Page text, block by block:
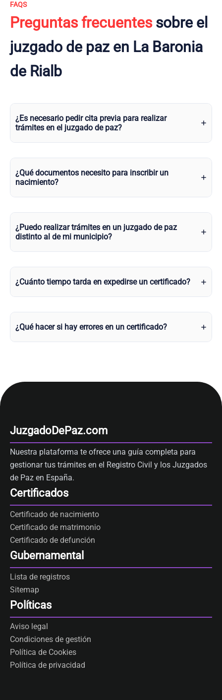
FAQS
Preguntas frecuentessobre el
juzgado de paz en La Baronia
de Rialb
¿Es necesario pedir cita previa para realizar
trámites en el juzgado de paz?
¿Qué documentos necesito para inscribir un
nacimiento?
¿Puedo realizar trámites en un juzgado de paz
distinto al de mi municipio?
¿Cuánto tiempo tarda en expedirse un certificado?
¿Qué hacer si hay errores en un certificado?
JuzgadoDePaz.com
Nuestra plataforma te ofrece una guía completa para
gestionar tus trámites en el Registro Civil y los Juzgados
de Paz en España.
Certificados
Certificado de nacimiento
Certificado de matrimonio
Certificado de defunción
Gubernamental
Lista de registros
Sitemap
Políticas
Aviso legal
Condiciones de gestión
Política de Cookies
Política de privacidad